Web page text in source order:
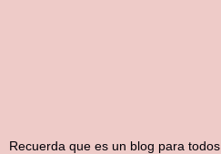
Recuerda que es un blog para todos